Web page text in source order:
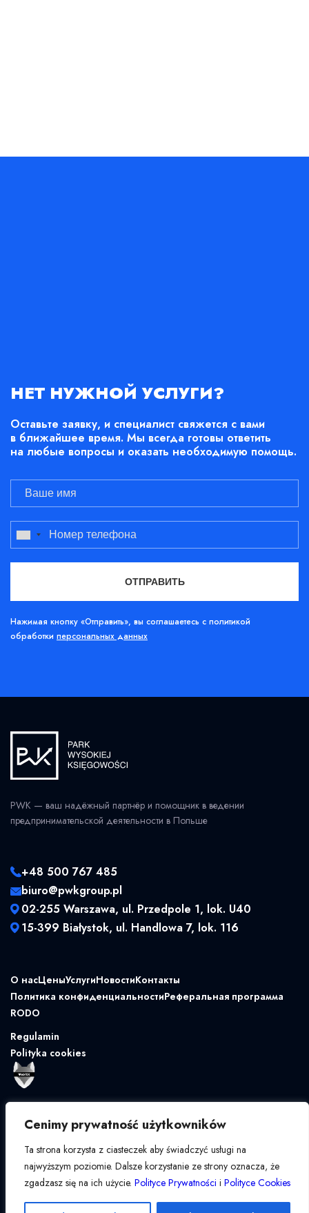
Cenimy prywatność użytkowników
Ta strona korzysta z ciasteczek aby świadczyć usługi na
najwyższym poziomie. Dalsze korzystanie ze strony oznacza, że
zgadzasz się na ich użycie. Polityce Prywatności i Polityce Cookies
НЕТ НУЖНОЙ УСЛУГИ?
Оставьте заявку, и специалист свяжется с вами
в ближайшее время. Мы всегда готовы ответить
на любые вопросы и оказать необходимую помощь.
Нажимая кнопку «Отправить», вы соглашаетесь с политикой
обработки персональных данных
PWK — ваш надёжный партнёр и помощник в ведении
предпринимательской деятельности в Польше
+48 500 767 485
biuro@pwkgroup.pl
02-255 Warszawa, ul. Przedpole 1, lok. U40
15-399 Białystok, ul. Handlowa 7, lok. 116
О насЦеныУслугиНовостиКонтакты
Политика конфиденциальностиРеферальная программа
RODO
Regulamin
Polityka cookies